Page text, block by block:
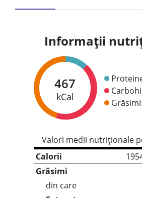
Informații
467
kCal
Grăsimi:
Valori medii nutriționale
Calorii
Grăsimi
din care